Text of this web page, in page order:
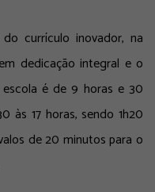
currículo inovador, na
dedicação integral e o
é de 9 horas e 30
às 17 horas, sendo 1h20
de 20 minutos para o